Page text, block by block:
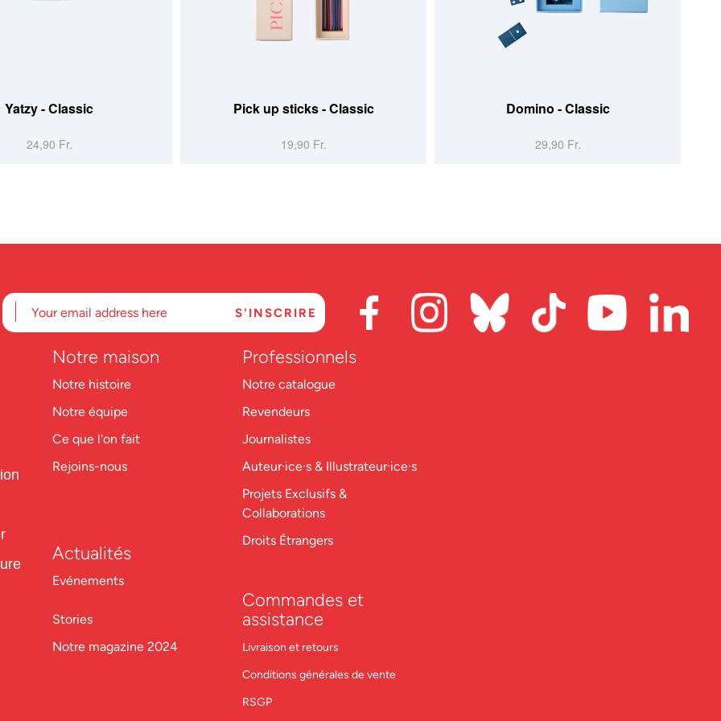
Yatzy - Classic
24,90 Fr.
Pick up sticks - Classic
19,90 Fr.
Domino - Classic
29,90 Fr.
Notre maison
Notre histoire
Notre équipe
Ce que l'on fait
Rejoins-nous
Actualités
Evénements
Stories
Notre magazine 2024
Professionnels
Notre catalogue
Revendeurs
Journalistes
Auteur·ice·s & Illustrateur·ice·s
Projets Exclusifs &
Collaborations
Droits Étrangers
Commandes et
assistance
Livraison et retours
Conditions générales de vente
RSGP